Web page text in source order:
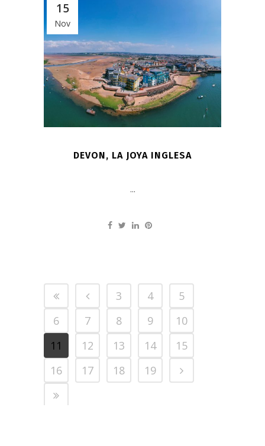
15
Nov
DEVON, LA JOYA INGLESA
...
3 4
5
6
7 8 9
10
11
12 13 14
15
16
17 18 19